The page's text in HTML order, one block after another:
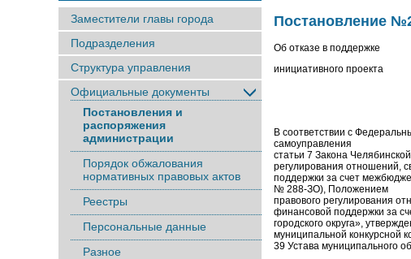
Заместители главы города
Подразделения
Структура управления
Официальные документы
Постановления и
распоряжения
администрации
Порядок обжалования
нормативных правовых актов
Реестры
Персональные данные
Разное
Постановление
Об отказе в поддержке
инициативного проекта
В соответствии с
самоуправления в
статьи 7 Закона
регулирования отношений,
поддержки за счет
№ 288-ЗО), Положением
правового регулирования
финансовой поддержки за
городского округа»,
муниципальной конкурсной
39 Устава муниципального